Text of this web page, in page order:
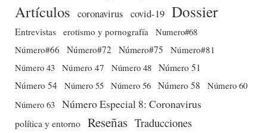
Artículos coronavirus covid-19 Dossier
Entrevistas erotismo y pornografía
Numero#68
Número#66
Número#72 Número#75
Número#81
Número 43 Número 47 Número 48 Número 51
Número 54 Número 55 Número 56 Número 58
Número 60
Número 63 Número Especial 8: Coronavirus
política y entorno Reseñas Traducciones